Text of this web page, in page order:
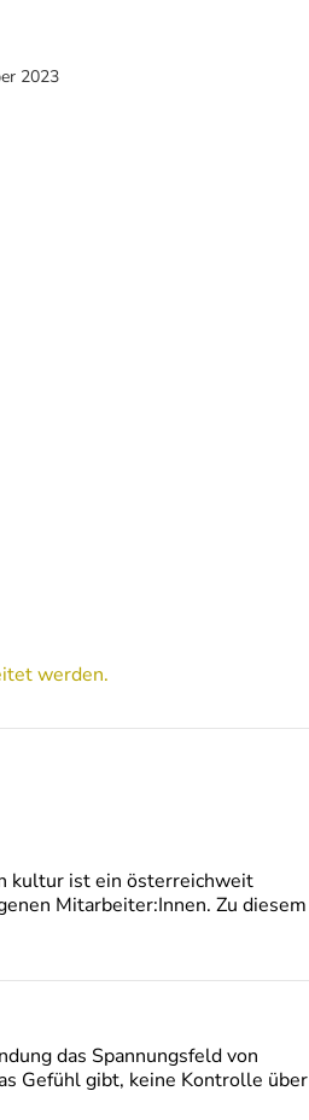
2023
werden.
kultur ist ein österreichweit
Mitarbeiter:Innen. Zu diesem
das Spannungsfeld von
Gefühl gibt, keine Kontrolle über